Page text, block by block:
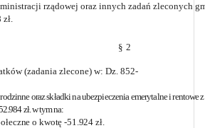
rządowej oraz innych zadań zleconych
§ 2
(zadania zlecone) w: Dz. 852-
oraz składki na ubezpieczenia emerytalne i rentowe
zł. w tym na:
o kwotę -51.924 zł.